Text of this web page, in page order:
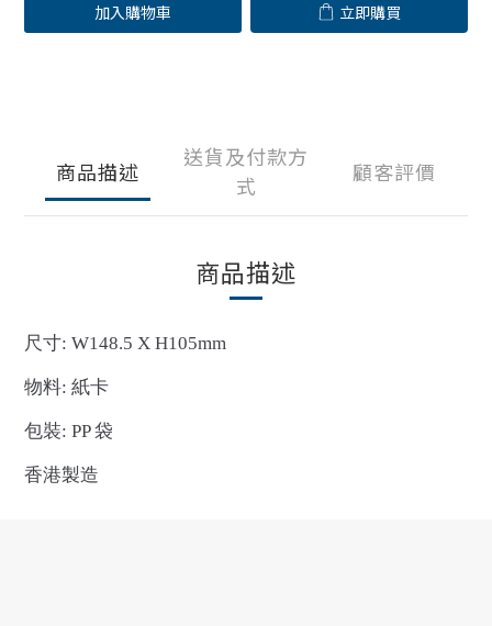
加入購物車 立即購買
商品描述
送貨及付款方
式
顧客評價
商品描述
尺寸: W148.5 X H105mm
物料: 紙卡
包裝: PP 袋
香港製造